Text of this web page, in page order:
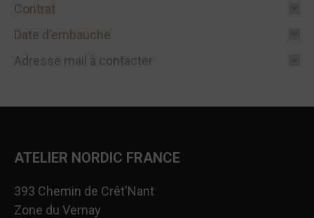
Contrat
Date d'embauche
Adresse mail à contacter
ATELIER NORDIC FRANCE
393 Chemin de Crêt'Nant
Zone du Vernay